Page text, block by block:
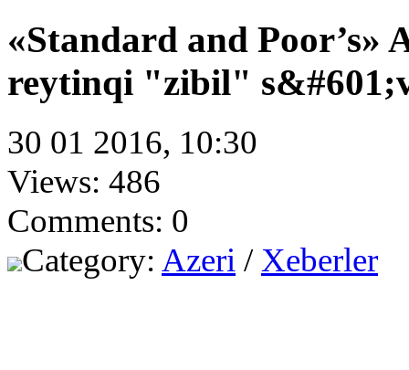
«Standard and
reytinqi "zibil"
30 01 2016, 10:30
Views: 486
Comments: 0
Category: Azeri / Xeberler